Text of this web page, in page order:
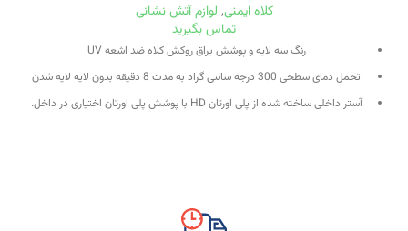
کلاه ایمنی, لوازم آتش نشانی
تماس بگیرید
رنگ سه لایه و پوشش براق روکش کلاه ضد اشعه UV
تحمل دمای سطحی 300 درجه سانتی گراد به مدت 8 دقیقه بدون لایه لایه شدن
آستر داخلی ساخته شده از پلی اورتان HD با پوشش پلی اورتان اختیاری در داخل.